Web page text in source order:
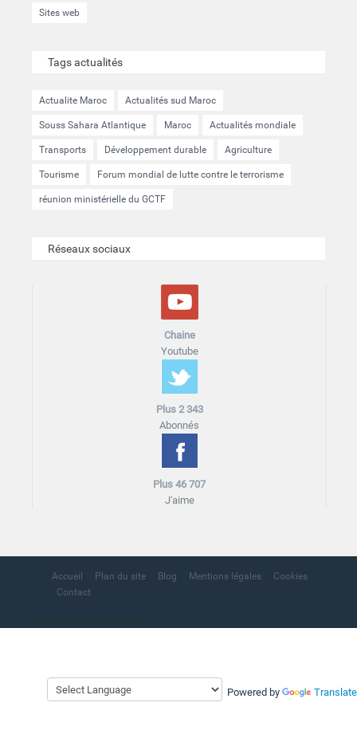
Powered by Translate
Sites web
Tags actualités
Actualite Maroc Actualités sud Maroc
Souss Sahara Atlantique Maroc Actualités mondiale
Transports Développement durable Agriculture
Tourisme Forum mondial de lutte contre le terrorisme
réunion ministérielle du GCTF
Réseaux sociaux
Chaine
Youtube
Plus 2 343
Abonnés
Plus 46 707
J'aime
Accueil Plan du site Blog Mentions légales
Cookies
Contact